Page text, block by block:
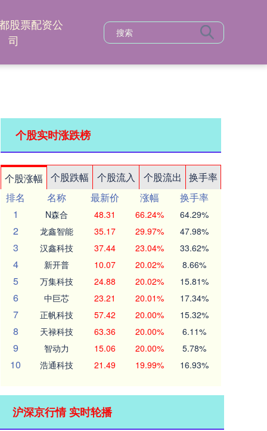
股票配资公
司
个股实时涨跌榜
个股涨幅 个股跌幅 个股流入 个股流出
换手率
排名
名称 最新价 涨幅
换手率
1
N森合 48.31 66.24% 64.29%
2 龙鑫智能 35.17 29.97% 47.98%
3 汉鑫科技 37.44 23.04% 33.62%
4 新开普 10.07 20.02% 8.66%
5 万集科技 24.88 20.02% 15.81%
6 中巨芯 23.21 20.01% 17.34%
7 正帆科技 57.42 20.00% 15.32%
8 天禄科技 63.36 20.00% 6.11%
9 智动力 15.06 20.00% 5.78%
10 浩通科技 21.49 19.99% 16.93%
沪深京行情 实时轮播